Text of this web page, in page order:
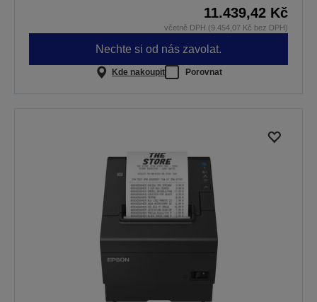
11.439,42 Kč
včetně DPH (9.454,07 Kč bez DPH)
Nechte si od nás zavolat.
Kde nakoupit Porovnat